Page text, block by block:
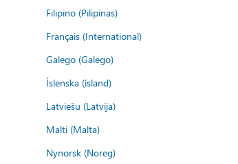
Filipino (Pilipinas)
Français (International)
Galego (Galego)
Íslenska (ísland)
Latviešu (Latvija)
Malti (Malta)
Nynorsk (Noreg)